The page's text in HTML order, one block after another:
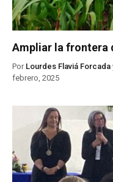
Ampliar la frontera
Por Lourdes Flaviá Forcada
febrero, 2025